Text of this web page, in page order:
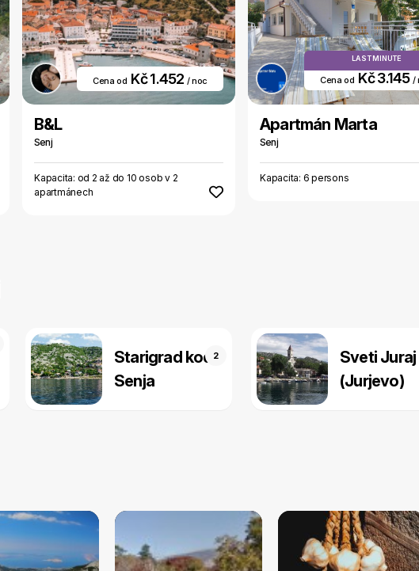
Cena od Kč 1.452 / noc
B&L
Senj
Kapacita: od 2 až do 10 osob v 2
apartmánech
LAST MINUTE
Cena od Kč 3.145 /
Apartmán Marta
Senj
Kapacita: 6 persons
Starigrad kod
Senja
2
Sveti Juraj
(Jurjevo)